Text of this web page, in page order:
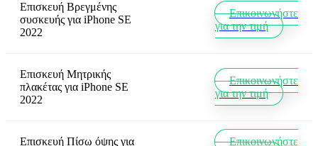
Επισκευή Βρεγμένης
συσκευής για iPhone SE
2022
Επικοινωνήστε
για την τιμή
Επισκευή Μητρικής
πλακέτας για iPhone SE
2022
Επικοινωνήστε
για την τιμή
Επισκευή Πίσω όψης για
Επικοινωνήστε